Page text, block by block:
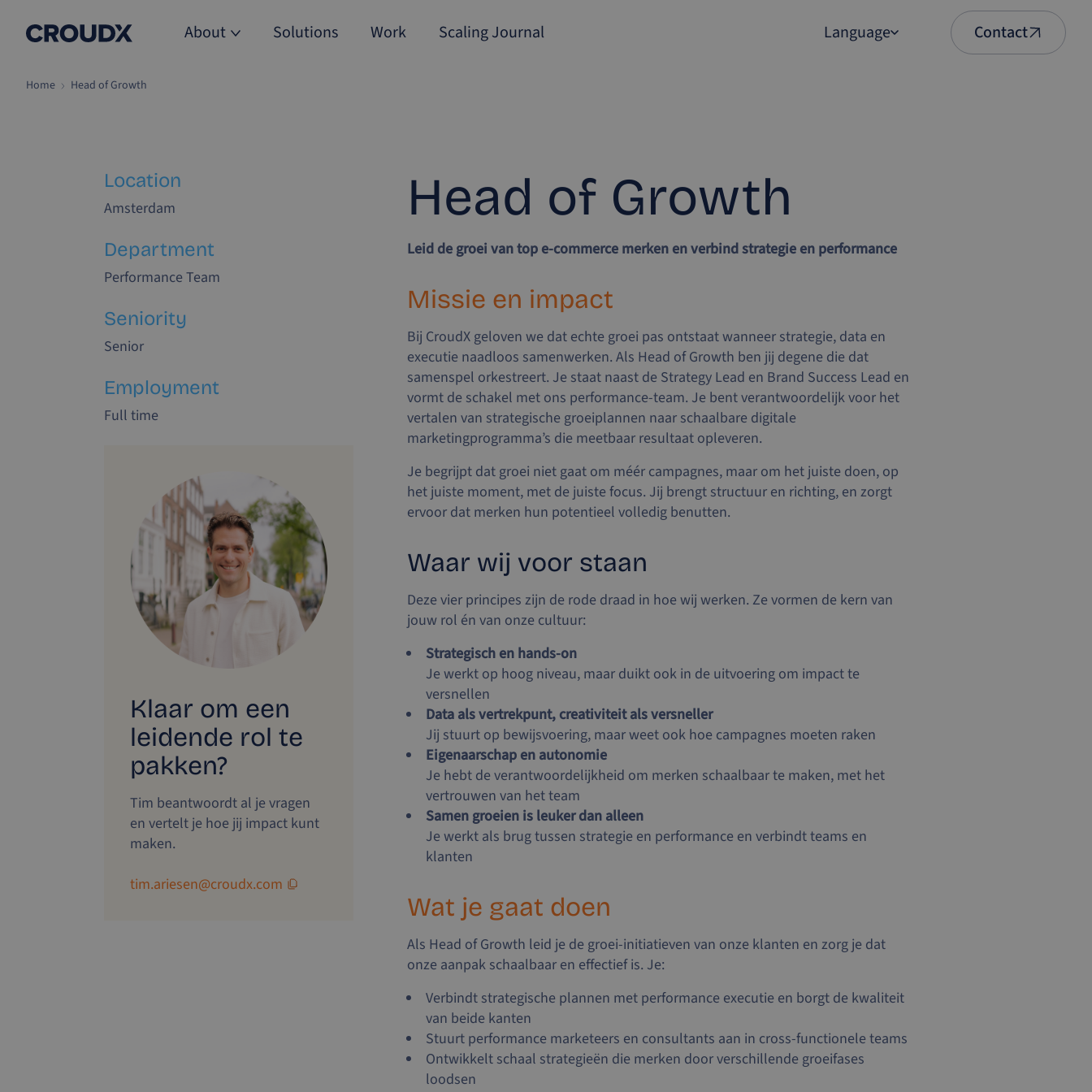
About Solutions Work Scaling Journal Language Contact
Home Head of Growth
Location
Amsterdam
Department
Performance Team
Seniority
Senior
Employment
Full time
Klaar om een
leidende rol te
pakken?
Tim beantwoordt al je vragen
en vertelt je hoe jij impact kunt
maken.
tim.ariesen@croudx.com
Head of Growth
Leid de groei van top e-commerce merken en verbind strategie en performance
Missie en impact
Bij CroudX geloven we dat echte groei pas ontstaat wanneer strategie, data en
executie naadloos samenwerken. Als Head of Growth ben jij degene die dat
samenspel orkestreert. Je staat naast de Strategy Lead en Brand Success Lead en
vormt de schakel met ons performance-team. Je bent verantwoordelijk voor het
vertalen van strategische groeiplannen naar schaalbare digitale
marketingprogramma’s die meetbaar resultaat opleveren.
Je begrijpt dat groei niet gaat om méér campagnes, maar om het juiste doen, op
het juiste moment, met de juiste focus. Jij brengt structuur en richting, en zorgt
ervoor dat merken hun potentieel volledig benutten.
Waar wij voor staan
Deze vier principes zijn de rode draad in hoe wij werken. Ze vormen de kern van
jouw rol én van onze cultuur:
Strategisch en hands-on
Je werkt op hoog niveau, maar duikt ook in de uitvoering om impact te
versnellen
Data als vertrekpunt, creativiteit als versneller
Jij stuurt op bewijsvoering, maar weet ook hoe campagnes moeten raken
Eigenaarschap en autonomie
Je hebt de verantwoordelijkheid om merken schaalbaar te maken, met het
vertrouwen van het team
Samen groeien is leuker dan alleen
Je werkt als brug tussen strategie en performance en verbindt teams en
klanten
Wat je gaat doen
Als Head of Growth leid je de groei-initiatieven van onze klanten en zorg je dat
onze aanpak schaalbaar en effectief is. Je:
Verbindt strategische plannen met performance executie en borgt de kwaliteit
van beide kanten
Stuurt performance marketeers en consultants aan in cross-functionele teams
Ontwikkelt schaal strategieën die merken door verschillende groeifases
loodsen